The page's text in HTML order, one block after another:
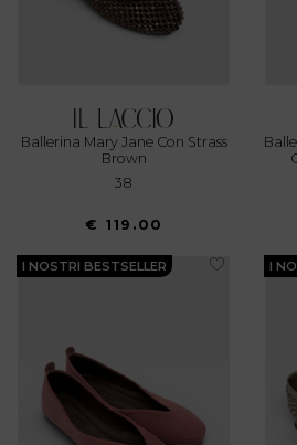
Ballerina Mary Jane Con Strass
Brown
38
€ 119.00
Ballerina In Suede Testa Di Moro
I NOSTRI BESTSELLER I